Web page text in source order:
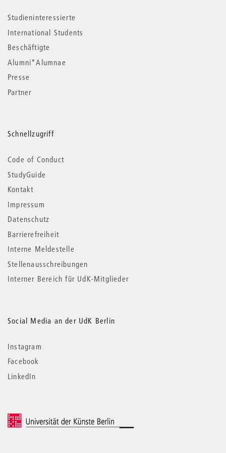
Studieninteressierte
International Students
Beschäftigte
Alumni*Alumnae
Presse
Partner
Schnellzugriff
Code of Conduct
StudyGuide
Kontakt
Impressum
Datenschutz
Barrierefreiheit
Interne Meldestelle
Stellenausschreibungen
Interner Bereich für UdK-Mitglieder
Social Media an der UdK Berlin
Instagram
Facebook
LinkedIn
© 2026 Universität der Künste Berlin